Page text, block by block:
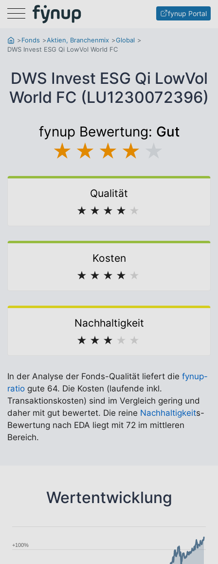
Menu fynup Portal
Fonds Aktien, Branchenmix
Global
DWS Invest ESG Qi LowVol World FC
DWS Invest ESG Qi LowVol
World FC (LU1230072396)
fynup Bewertung: Gut
★ ★ ★ ★
Qualität
★ ★ ★ ★ ★
Kosten
★ ★ ★ ★ ★
Nachhaltigkeit
★ ★ ★ ★ ★
In der Analyse der Fonds-Qualität liefert die fynup-
ratio gute 64. Die Kosten (laufende inkl.
Transaktionskosten) sind im Vergleich gering und
daher mit gut bewertet. Die reine Nachhaltigkeits-
Bewertung nach EDA liegt mit 72 im mittleren
Bereich.
Wertentwicklung
+100%